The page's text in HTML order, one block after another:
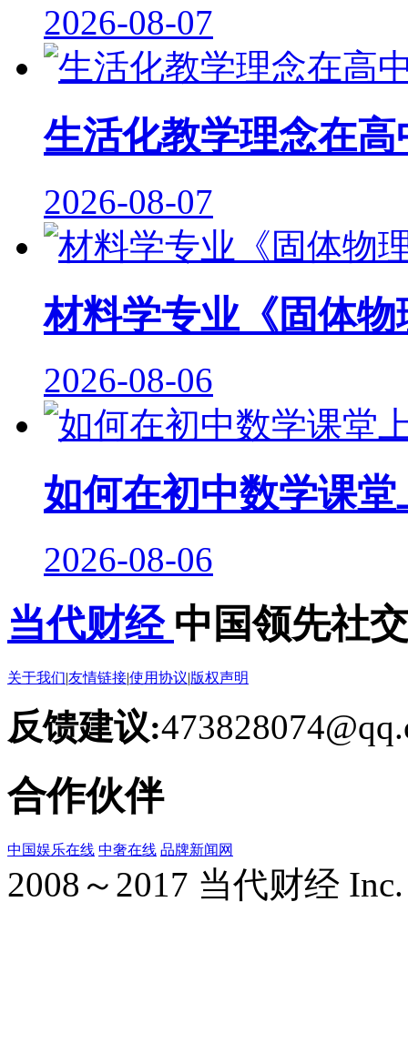
2026-08-07
生活化教学理念在
2026-08-07
材料学专业《固体
2026-08-06
如何在初中数学课
2026-08-06
当代财经 中国领先社
关于我们|友情链接|使用协议|版权声明
反馈建议:
合作伙伴
中国娱乐在线 中奢在线 品牌新闻网
2008～2017 当代财经